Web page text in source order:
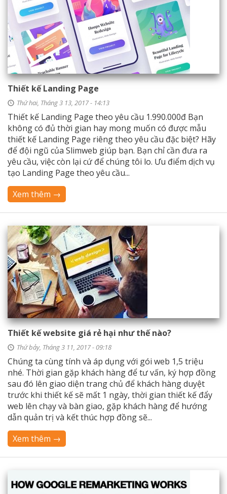
Thiết kế Landing Page
Thứ hai, Tháng 3 13, 2017 - 14:13
Thiết kế Landing Page theo yêu cầu 1.990.000đ Bạn
không có đủ thời gian hay mong muốn có được mẫu
thiết kế Landing Page riêng theo yêu cầu đặc biệt? Hãy
để đội ngũ của Slimweb giúp bạn. Bạn chỉ cần đưa ra
yêu cầu, việc còn lại cứ để chúng tôi lo. Ưu điểm dịch vụ
tạo Landing Page theo yêu cầu...
Xem thêm →
Thiết kế website giá rẻ hại như thế nào?
Thứ bảy, Tháng 3 11, 2017 - 09:18
Chúng ta cùng tính và áp dụng với gói web 1,5 triệu
nhé. Thời gian gặp khách hàng để tư vấn, ký hợp đồng
sau đó lên giao diện trang chủ để khách hàng duyệt
trước khi thiết kế sẽ mất 1 ngày, thời gian thiết kế đẩy
web lên chạy và bàn giao, gặp khách hàng để hướng
dẫn quản trị và kết thúc hợp đồng sẽ...
Xem thêm →